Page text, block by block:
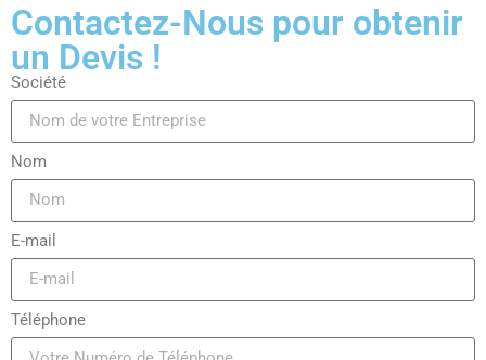
Contactez-Nous pour obtenir
un Devis !
Société
Nom
E-mail
Téléphone